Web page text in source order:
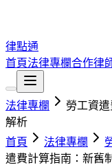
律點通
首頁法律專欄合作律
法律專欄
勞工資
解析
首頁
法律專欄
遣費計算指南：新舊